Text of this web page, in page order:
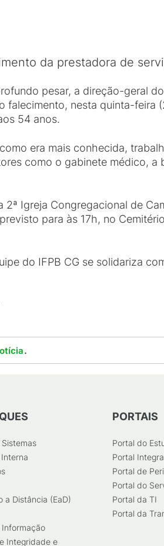
da prestadora de
pesar, a direção-geral
falecimento, nesta quinta-feira
54 anos.
era mais conhecida,
como o gabinete médico,
Igreja Congregacional de
para às 17h, no
do IFPB CG se solidariza
.
a Distância (EaD)
Informação
Integridade e
PORTAIS
Portal do
Portal Integra
Portal de
Portal do
Portal da TI
Portal da